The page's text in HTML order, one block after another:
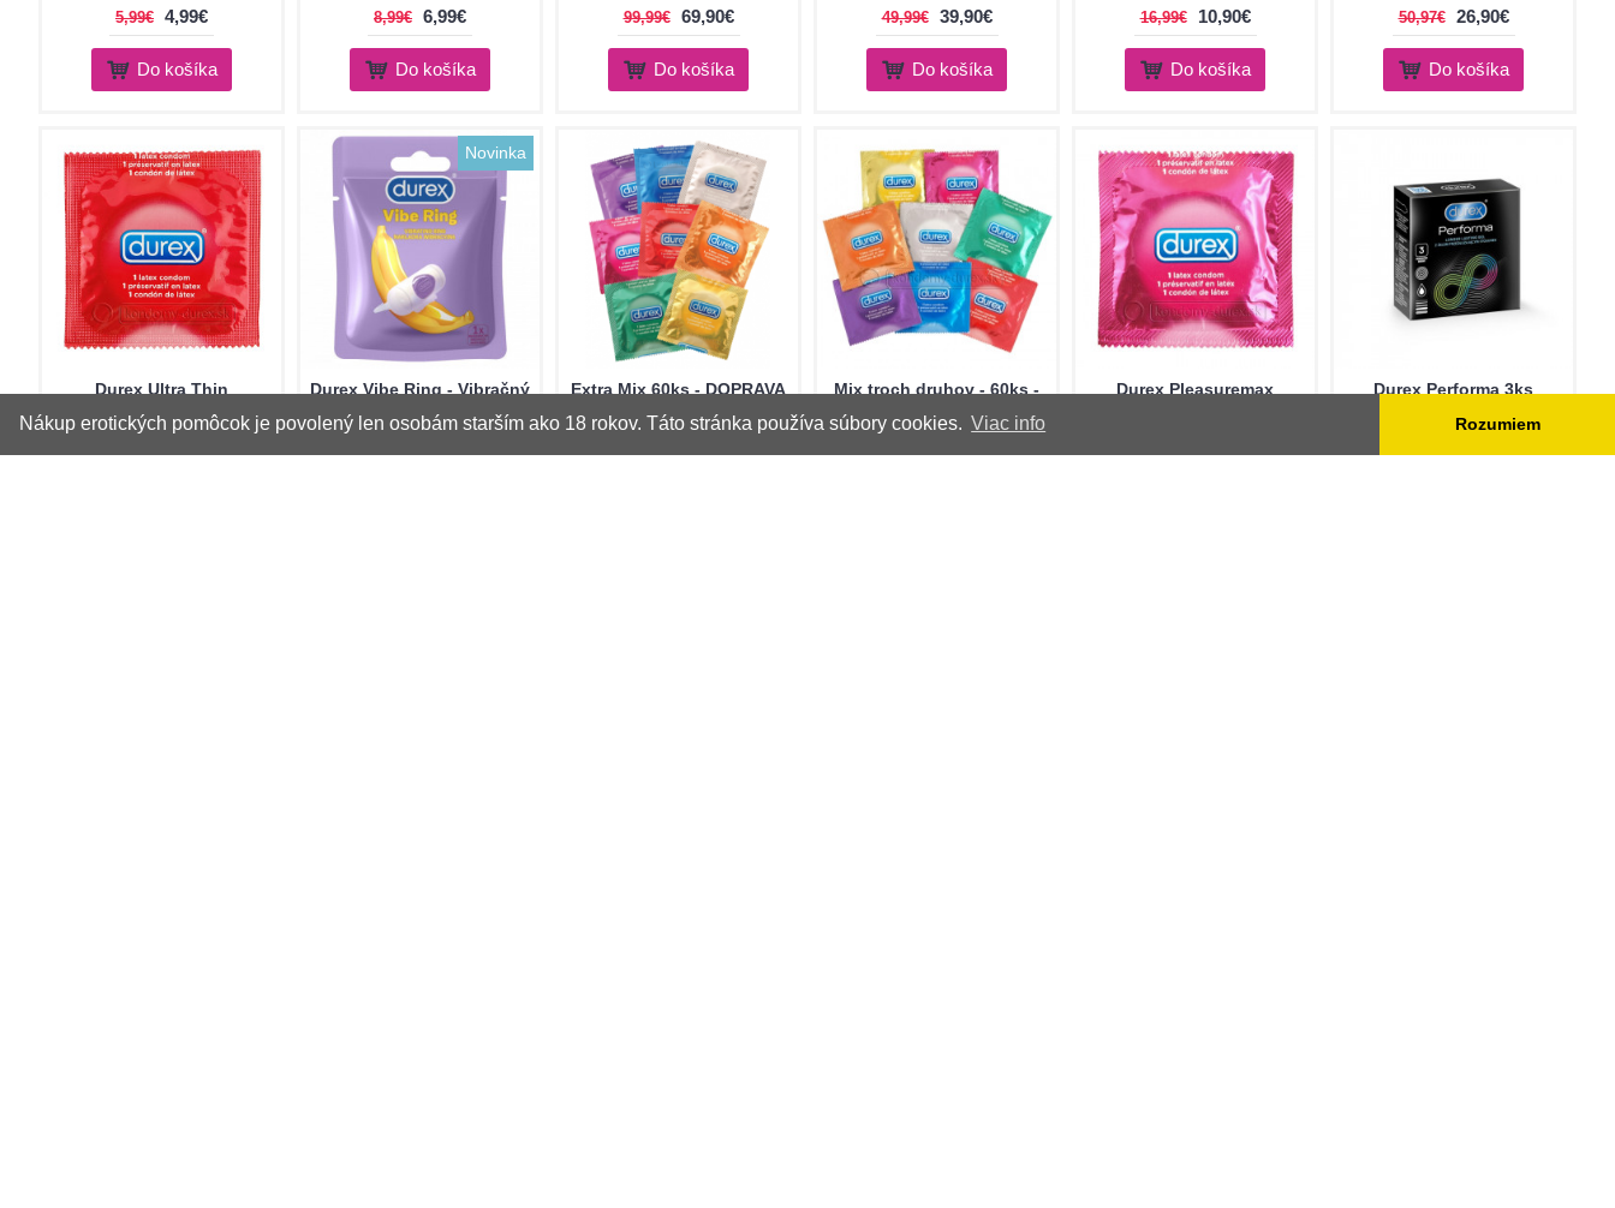
Nákup erotických pomôcok je povolený len osobám starším ako 18 rokov. Táto stránka používa súbory cookies. Viac info Rozumiem
5,99€ 4,99€
Do košíka
8,99€ 6,99€
Do košíka
99,99€ 69,90€
Do košíka
49,99€ 39,90€
Do košíka
16,99€ 10,90€
Do košíka
50,97€ 26,90€
Do košíka
Durex Ultra Thin
Novinka
Durex Vibe Ring - Vibračný
Extra Mix 60ks - DOPRAVA
Mix troch druhov - 60ks -
Durex Pleasuremax Durex Performa 3ks